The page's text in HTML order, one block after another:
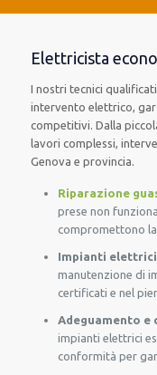
Elettricista
I nostri tecnici
intervento elettrico,
competitivi. Dalla
lavori complessi,
Genova e provincia.
Riparazione
prese non
compromettono la
Impianti elettrici
manutenzione di
certificati e nel
Adeguamento e
impianti elettrici
conformità per